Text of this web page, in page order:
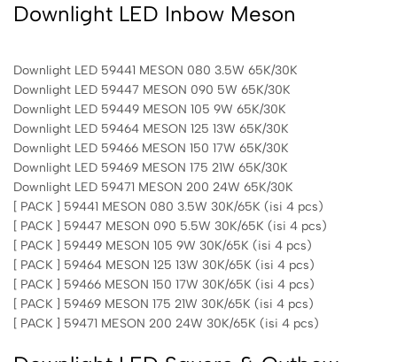
Downlight LED Inbow Meson
Downlight LED 59441 MESON 080 3.5W 65K/30K
Downlight LED 59447 MESON 090 5W 65K/30K
Downlight LED 59449 MESON 105 9W 65K/30K
Downlight LED 59464 MESON 125 13W 65K/30K
Downlight LED 59466 MESON 150 17W 65K/30K
Downlight LED 59469 MESON 175 21W 65K/30K
Downlight LED 59471 MESON 200 24W 65K/30K
[ PACK ] 59441 MESON 080 3.5W 30K/65K (isi 4 pcs)
[ PACK ] 59447 MESON 090 5.5W 30K/65K (isi 4 pcs)
[ PACK ] 59449 MESON 105 9W 30K/65K (isi 4 pcs)
[ PACK ] 59464 MESON 125 13W 30K/65K (isi 4 pcs)
[ PACK ] 59466 MESON 150 17W 30K/65K (isi 4 pcs)
[ PACK ] 59469 MESON 175 21W 30K/65K (isi 4 pcs)
[ PACK ] 59471 MESON 200 24W 30K/65K (isi 4 pcs)